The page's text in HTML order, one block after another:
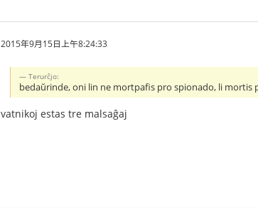
2015年9月15日上午8:24:33
Тerurĉjo:
bedaŭrinde, oni lin ne mortpafis pro spionado, li mortis
vatnikoj estas tre malsaĝaj